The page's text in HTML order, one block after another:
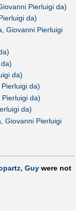
Pierluigi da)
da)
Giovanni Pierluigi
da)
da)
da)
da)
Giovanni Pierluigi
Guy were not